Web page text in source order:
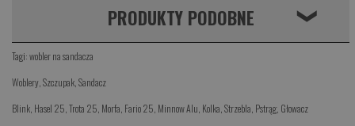
PRODUKTY PODOBNE ❮
Tagi:wobler na sandacza
Woblery ,Szczupak ,Sandacz
Blink Hasel 25 ,Trota 25 Morfa Fario 25 Minnow Alu Kolka ,Strzebla Pstrąg, Głowacz